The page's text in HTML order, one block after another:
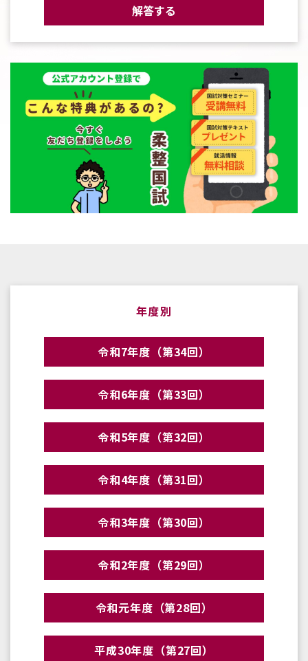
解答する
年度別
令和7年度（第34回）
令和6年度（第33回）
令和5年度（第32回）
令和4年度（第31回）
令和3年度（第30回）
令和2年度（第29回）
令和元年度（第28回）
平成30年度（第27回）